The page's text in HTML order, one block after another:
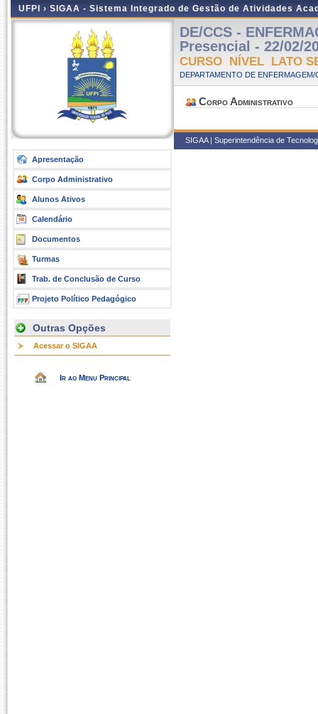
UFPI › SIGAA - Sistema Integrado de Gestão de Atividades
Apresentação
Corpo Administrativo
Alunos Ativos
Calendário
Documentos
Turmas
Trab. de Conclusão de Curso
Projeto Político Pedagógico
Outras Opções
Acessar o SIGAA
Ir ao Menu Principal
DE/CCS -
Presencial - 22/02/
CURSO NÍVEL LATO
DEPARTAMENTO DE
Corpo Administrativo
SIGAA | Superintendência de